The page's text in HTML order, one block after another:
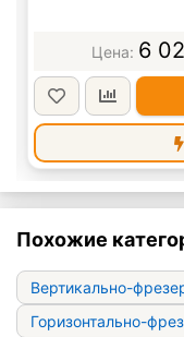
6
Похожие
Вертикально-
Горизонтально-